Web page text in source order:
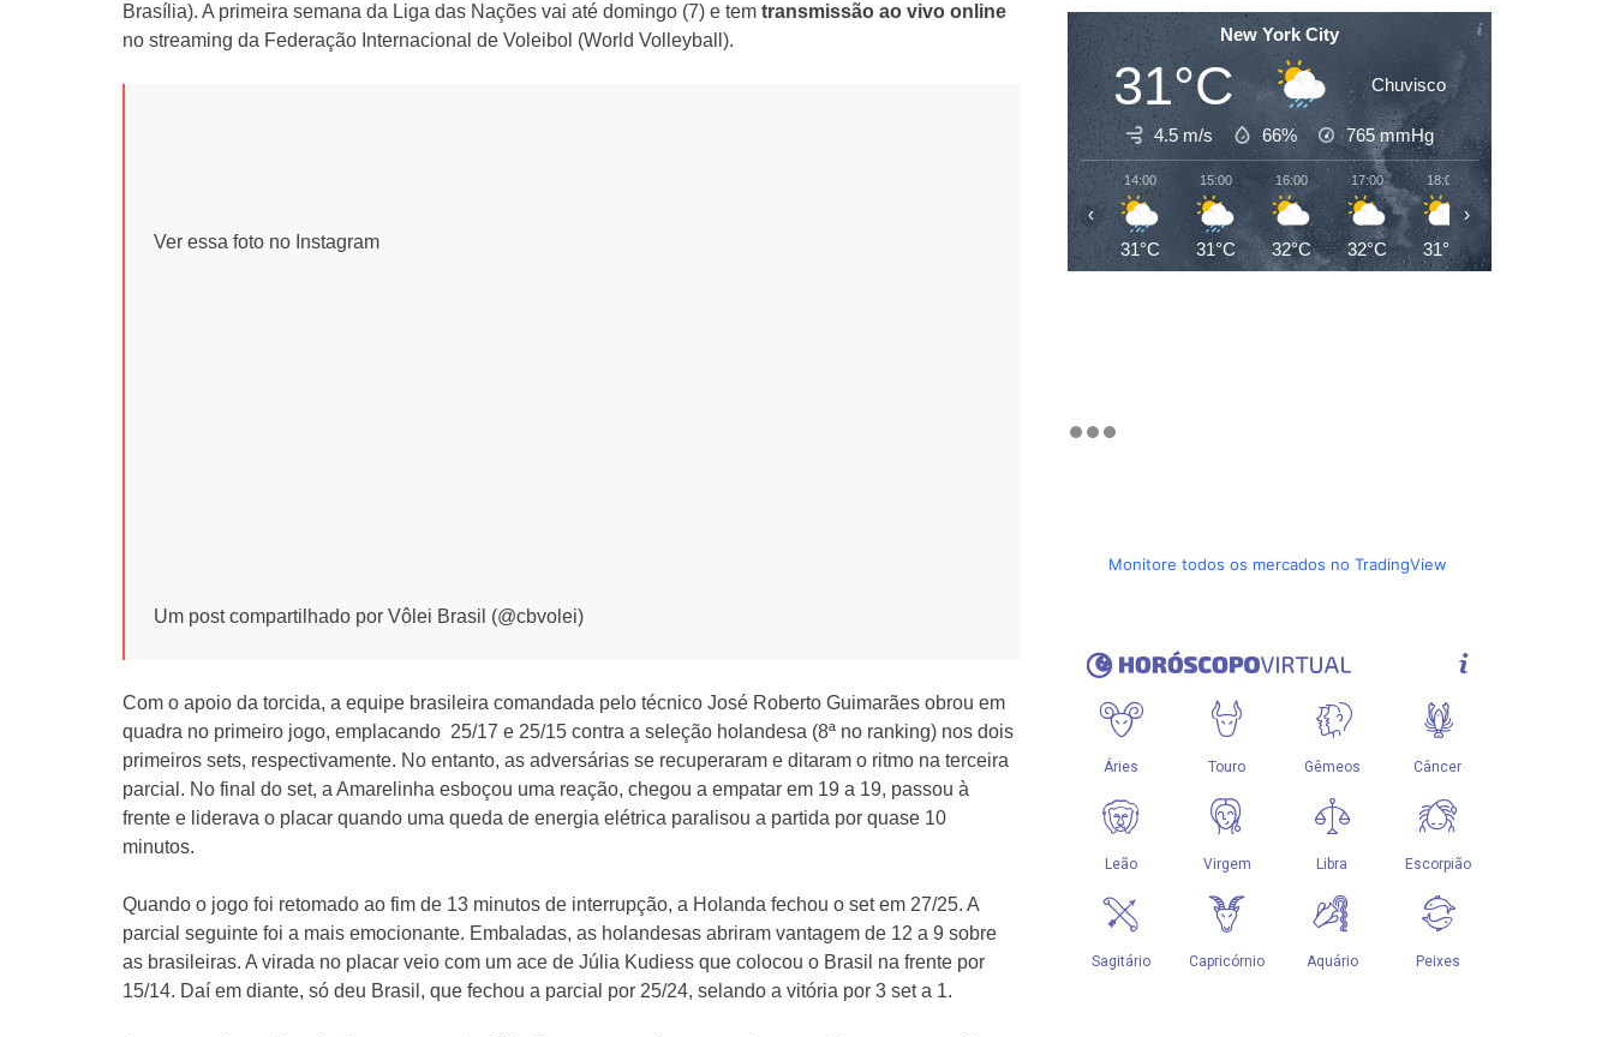
Brasília). A primeira semana da Liga das Nações vai até domingo (7) e tem transmissão ao vivo online
no streaming da Federação Internacional de Voleibol (World Volleyball).
Ver essa foto no Instagram
Um post compartilhado por Vôlei Brasil (@cbvolei)
Com o apoio da torcida, a equipe brasileira comandada pelo técnico José Roberto Guimarães obrou em
quadra no primeiro jogo, emplacando 25/17 e 25/15 contra a seleção holandesa (8ª no ranking) nos dois
primeiros sets, respectivamente. No entanto, as adversárias se recuperaram e ditaram o ritmo na terceira
parcial. No final do set, a Amarelinha esboçou uma reação, chegou a empatar em 19 a 19, passou à
frente e liderava o placar quando uma queda de energia elétrica paralisou a partida por quase 10
minutos.
Quando o jogo foi retomado ao fim de 13 minutos de interrupção, a Holanda fechou o set em 27/25. A
parcial seguinte foi a mais emocionante. Embaladas, as holandesas abriram vantagem de 12 a 9 sobre
as brasileiras. A virada no placar veio com um ace de Júlia Kudiess que colocou o Brasil na frente por
15/14. Daí em diante, só deu Brasil, que fechou a parcial por 25/24, selando a vitória por 3 set a 1.
New York City
31°C Chuvisco
4.5 m/s 66% 765mmHg
14:00
31°C
15:00
31°C
16:00
32°C
17:00
32°C
18:00
31°C
‹ ›
Monitore todos os mercados no TradingView